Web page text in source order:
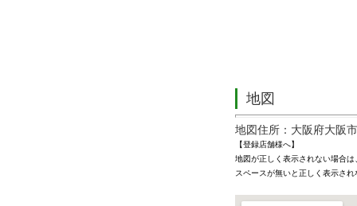
地図
地図住所：大阪府大阪
【登録店舗様へ】
地図が正しく表示されない場合
スペースが無いと正しく表示さ